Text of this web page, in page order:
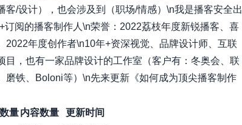
客/设计），也会涉及到（职场/情感）\n我是播客安全出
订阅的播客制作人\n荣誉：2022荔枝年度新锐播客、喜
2022年度创作者\n10年+资深视觉、品牌设计师、互联
目，也有一家品牌设计的工作室（客户有：冬奥会、联
磨铁、Boloni等）\n先来更新《如何成为顶尖播客制作
量 内容数量
更新时间